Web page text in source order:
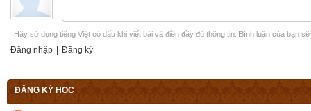
Hãy sử dụng tiếng Việt có dấu khi viết bài và điền đầy đủ thông tin. Bình luận của bạn
Đăng nhập Đăng ký
ĐĂNG KÝ HỌC